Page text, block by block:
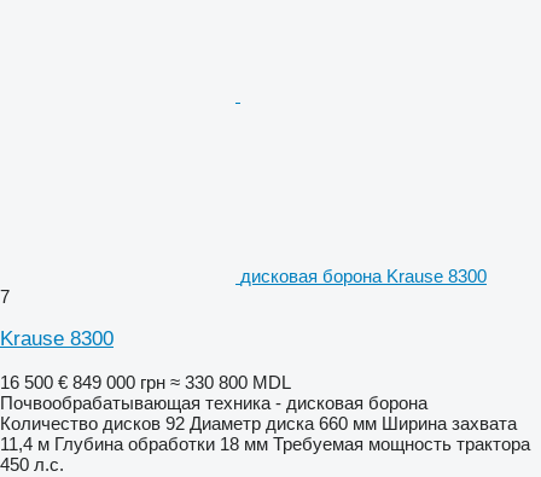
дисковая борона Krause 8300
7
Krause 8300
16 500 € 849 000 грн ≈ 330 800 MDL
Почвообрабатывающая техника - дисковая борона
Количество дисков 92 Диаметр диска 660 мм Ширина захвата
11,4 м Глубина обработки 18 мм Требуемая мощность трактора
450 л.с.